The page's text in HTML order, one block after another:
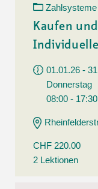
Kaufen
01.01.26 -
Donnerstag
08:00 -
CHF 220.00
2 Lektionen